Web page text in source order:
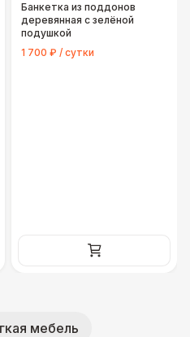
Банкетка из поддонов
деревянная с зелёной
подушкой
1 700 ₽ / сутки
мебель